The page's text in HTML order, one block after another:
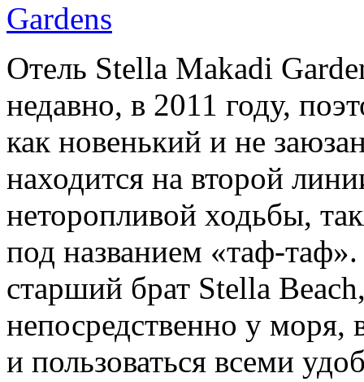
Отель Stella Makadi
недавно, в 2011 году,
как новенький и не
находится на второй
неторопливой ходьбы,
под названием «таф-
старший брат Stella
непосредственно у
и пользоваться всеми